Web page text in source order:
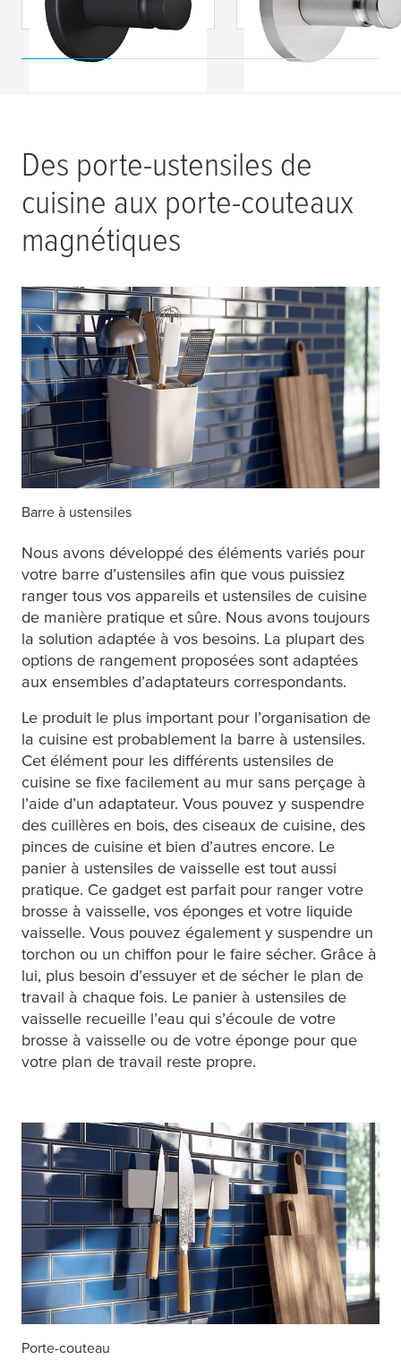
métal enduit de
poudre
Des porte-ustensiles de
cuisine aux porte-couteaux
magnétiques
Barre à ustensiles
Nous avons développé des éléments variés pour
votre barre d’ustensiles afin que vous puissiez
ranger tous vos appareils et ustensiles de cuisine
de manière pratique et sûre. Nous avons toujours
la solution adaptée à vos besoins. La plupart des
options de rangement proposées sont adaptées
aux ensembles d’adaptateurs correspondants.
Le produit le plus important pour l’organisation de
la cuisine est probablement la barre à ustensiles.
Cet élément pour les différents ustensiles de
cuisine se fixe facilement au mur sans perçage à
l’aide d’un adaptateur. Vous pouvez y suspendre
des cuillères en bois, des ciseaux de cuisine, des
pinces de cuisine et bien d’autres encore. Le
panier à ustensiles de vaisselle est tout aussi
pratique. Ce gadget est parfait pour ranger votre
brosse à vaisselle, vos éponges et votre liquide
vaisselle. Vous pouvez également y suspendre un
torchon ou un chiffon pour le faire sécher. Grâce à
lui, plus besoin d’essuyer et de sécher le plan de
travail à chaque fois. Le panier à ustensiles de
vaisselle recueille l’eau qui s’écoule de votre
brosse à vaisselle ou de votre éponge pour que
votre plan de travail reste propre.
Porte-couteau